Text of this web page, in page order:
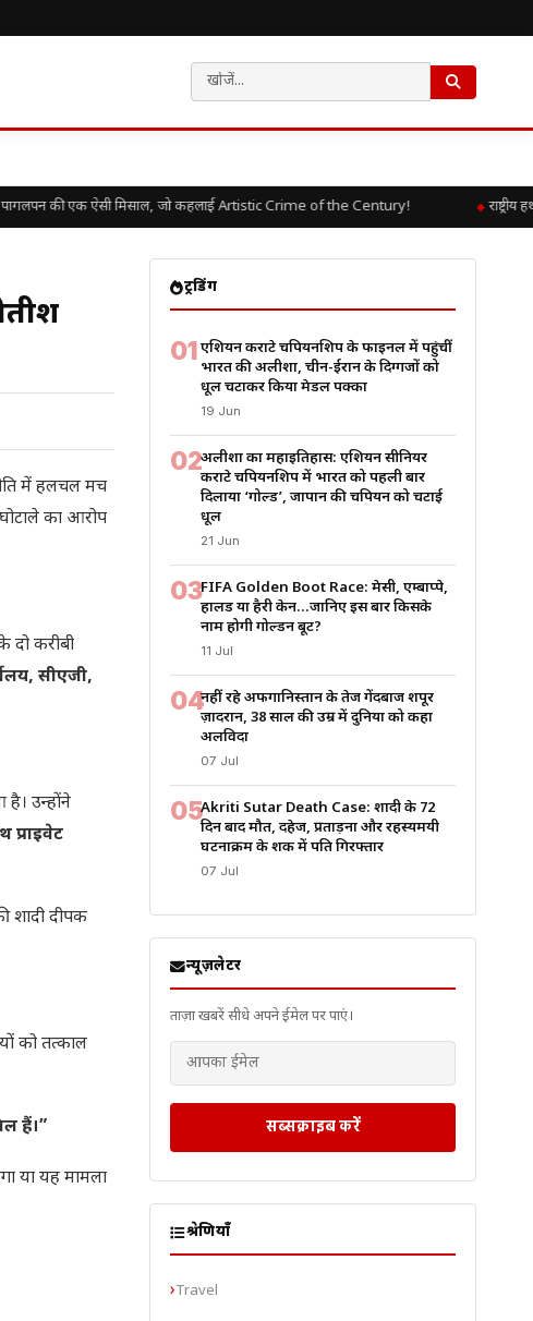
की एक ऐसी मिसाल, जो कहलाई Artistic Crime of the Century! राष्ट्रीय
में हलचल मच
का आरोप
दो करीबी
सीएजी,
है। उन्होंने
प्राइवेट
शादी दीपक
को तत्काल
हैं।”
या यह मामला
ट्रेंडिंग
01एशियन कराटे चैंपियनशिप के फाइनल में पहुंचीं
भारत की अलीशा, चीन-ईरान के दिग्गजों को
धूल चटाकर किया मेडल पक्का
19 Jun
02अलीशा का महाइतिहास: एशियन सीनियर
कराटे चैंपियनशिप में भारत को पहली बार
दिलाया ‘गोल्ड’, जापान की चैंपियन को चटाई
धूल
21 Jun
03FIFA Golden Boot Race: मेसी, एम्बाप्पे,
हालैंड या हैरी केन…जानिए इस बार किसके
नाम होगी गोल्डन बूट?
11 Jul
04नहीं रहे अफगानिस्तान के तेज गेंदबाज शपूर
ज़ादरान, 38 साल की उम्र में दुनिया को कहा
अलविदा
07 Jul
05Akriti Sutar Death Case: शादी के 72
दिन बाद मौत, दहेज, प्रताड़ना और रहस्यमयी
घटनाक्रम के शक में पति गिरफ्तार
07 Jul
न्यूज़लेटर
ताज़ा खबरें सीधे अपने ईमेल पर पाएं।
सब्सक्राइब करें
श्रेणियाँ
Travel